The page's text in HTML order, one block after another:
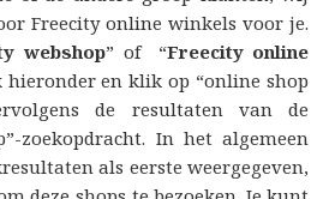
Freecity online winkels voor je.
webshop” of “Freecity online
hieronder en klik op “online shop
de resultaten van de
zoekopdracht. In het algemeen
als eerste weergegeven,